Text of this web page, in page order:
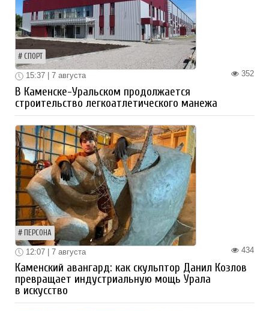
СПОРТ
352
15:37 | 7 августа
В Каменске-Уральском продолжается
строительство легкоатлетического манежа
ПЕРСОНА
434
12:07 | 7 августа
Каменский авангард: как скульптор Данил Козлов
превращает индустриальную мощь Урала
в искусство